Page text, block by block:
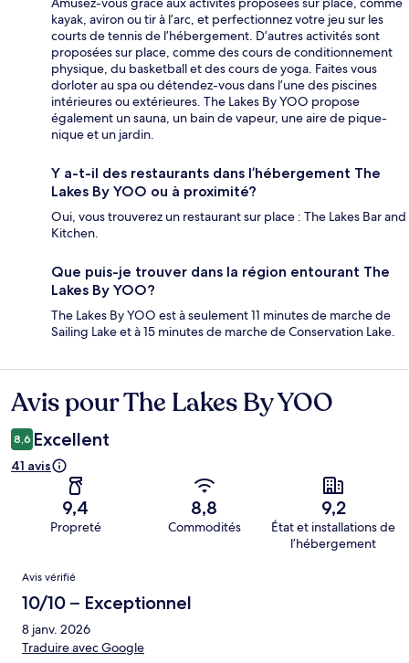
kayak, aviron ou tir à l’arc, et perfectionnez votre jeu sur les
courts de tennis de l’hébergement. D’autres activités sont
proposées sur place, comme des cours de conditionnement
physique, du basketball et des cours de yoga. Faites vous
dorloter au spa ou détendez-vous dans l’une des piscines
intérieures ou extérieures. The Lakes By YOO propose
également un sauna, un bain de vapeur, une aire de pique-
nique et un jardin.
Y a-t-il des restaurants dans l’hébergement The
Lakes By YOO ou à proximité?
Oui, vous trouverez un restaurant sur place : The Lakes Bar and
Kitchen.
Que puis-je trouver dans la région entourant The
Lakes By YOO?
The Lakes By YOO est à seulement 11 minutes de marche de
Sailing Lake et à 15 minutes de marche de Conservation Lake.
Avis
Avis pour The Lakes By YOO
8,6 Excellent
41 avis
9,4
Propreté
8,8
Commodités
9,2
État et installations de
l’hébergement
Avis
Avis vérifié
10/10 – Exceptionnel
8 janv. 2026
Traduire avec Google